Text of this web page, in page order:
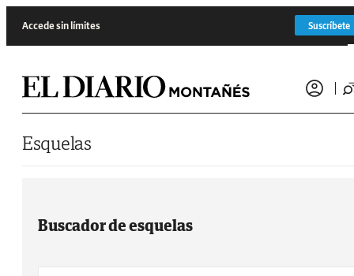
Accede sin límites Suscríbete
Esquelas
Buscador de esquelas